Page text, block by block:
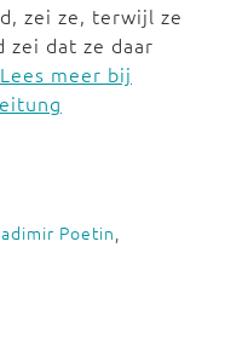
zei ze, terwijl ze
zei dat ze daar
Lees meer bij
Poetin,